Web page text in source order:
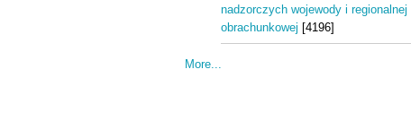
nadzorczych wojewody i regionalnej
obrachunkowej [4196]
More...